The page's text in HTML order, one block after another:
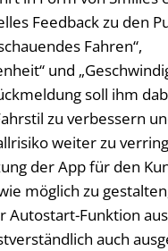
Feedback zu den
Fahren“,
und
soll ihm
zu verbessern
weiter zu
der App für den
möglich zu
Autostart-Funktion
auch